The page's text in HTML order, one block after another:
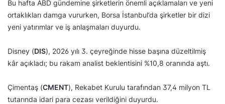
Bu hafta ABD gündemine şirketlerin önemli açıklamaları ve yeni
ortaklıkları damga vururken, Borsa İstanbul’da şirketler bir dizi
yeni yatırımlar ve iş anlaşmaları duyurdu.
Disney (DIS), 2026 yılı 3. çeyreğinde hisse başına düzeltilmiş
kâr açıkladı; bu rakam analist beklentisini %10,8 oranında aştı.
Çimentaş (CMENT), Rekabet Kurulu tarafından 37,4 milyon TL
tutarında idari para cezası verildiğini duyurdu.